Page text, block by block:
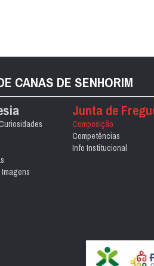
CANAS DE SENHORIM
Junta de
Composição
Competências
Info Institucional